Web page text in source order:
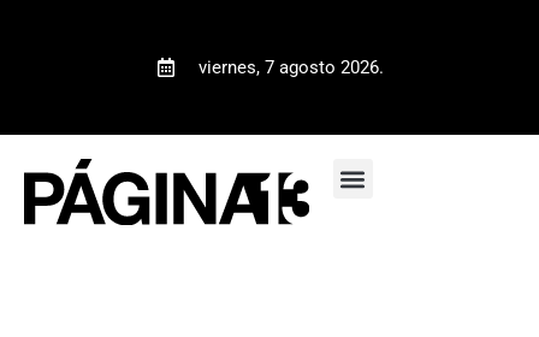
viernes, 7 agosto 2026.